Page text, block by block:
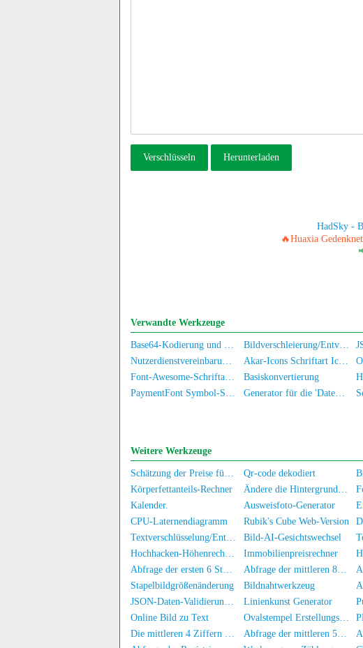
Verschlüsseln Herunterladen
HadSky -
🔥Huaxia
Verwandte Werkzeuge
Base64-Kodierung und -Dekodierung Bildverschleierung/Entverschleierung
Nutzerdienstvereinbarung und Datenschutzrichtlinie
Akar-Icons Schriftart Icon-Bibliothek
Font-Awesome-Schriftarten- und Symbolbibliothek
Basiskonvertierung
PaymentFont Symbol-Schriftarten Bibliothek
Generator für die 'Datenschutzrichtlinie' einer App
Weitere Werkzeuge
Schätzung der Preise für gebrauchte Computers/Handys Qr-code dekodiert
Körperfettanteils-Rechner
Ändere die Hintergrundfarbe des Fotos
Kalender.
Ausweisfoto-Generator
CPU-Laternendiagramm
Rubik's Cube Web-Version
Textverschlüsselung/Entschlüsselung
Bild-AI-Gesichtswechsel
Hochhacken-Höhenrechner
Immobilienpreisrechner
Abfrage der ersten 6 Stellen der Personalausweiskennung
Abfrage der mittleren 8 Stellen eines Personalausweises
Stapelbildgrößenänderung
Bildnahtwerkzeug
JSON-Daten-Validierungstool
Linienkunst Generator
Online Bild zu Text
Ovalstempel Erstellungswerkzeug
Die mittleren 4 Ziffern der Telefonnummer abfragen
Abfrage der mittleren 5 Ziffern einer Telefonnummer